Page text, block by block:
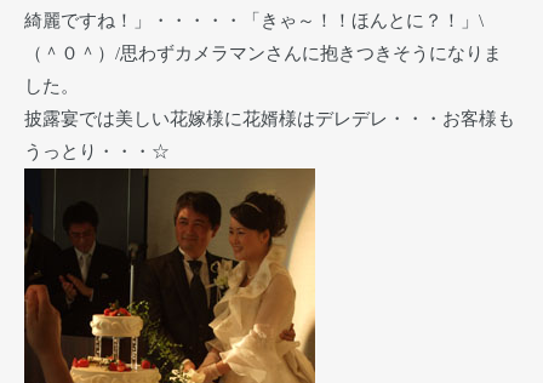
綺麗ですね！」・・・・・「きゃ～！！ほんとに？！」\
（＾０＾）/思わずカメラマンさんに抱きつきそうになりま
した。
披露宴では美しい花嫁様に花婿様はデレデレ・・・お客様も
うっとり・・・☆